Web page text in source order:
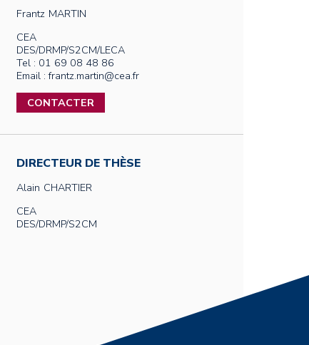
Frantz MARTIN
CEA
DES/DRMP/S2CM/LECA
Tel : 01 69 08 48 86
Email : frantz.martin@cea.fr
CONTACTER
DIRECTEUR DE THÈSE
Alain CHARTIER
CEA
DES/DRMP/S2CM